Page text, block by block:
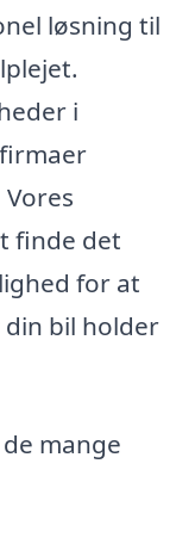
løsning til
i
finde det
for at
bil holder
mange